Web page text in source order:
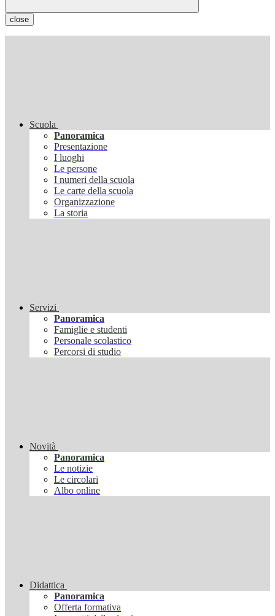
close
Scuola
Panoramica
Presentazione
I luoghi
Le persone
I numeri della scuola
Le carte della scuola
Organizzazione
La storia
Servizi
Panoramica
Famiglie e studenti
Personale scolastico
Percorsi di studio
Novità
Panoramica
Le notizie
Le circolari
Albo online
Didattica
Panoramica
Offerta formativa